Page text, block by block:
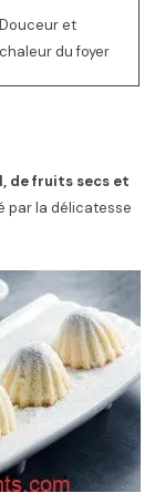
Douceur et
chaleur du foyer
de fruits secs et
par la délicatesse